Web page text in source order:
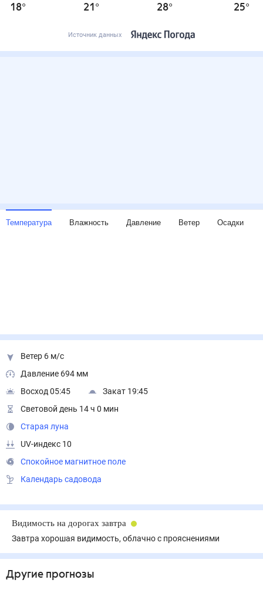
18° 21 ° 28° 25°
Источник данных
Температура Влажность Давление Ветер Осадки
Ветер 6 м/с
Давление 694 мм
Восход 05:45
Закат 19:45
Световой день 14 ч 0 мин
Старая луна
UV-индекс 10
Спокойное магнитное поле
Календарь садовода
Видимость на дорогах завтра
Завтра хорошая видимость, облачно с прояснениями
Другие прогнозы